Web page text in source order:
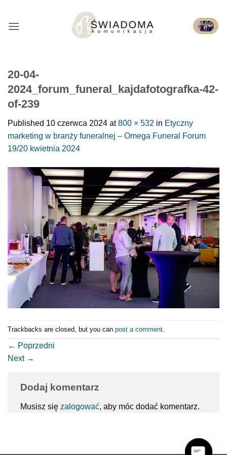
treści
20-04-
2024_forum_funeral_kajdafotografka-42-
of-239
Published 10 czerwca 2024 at800 × 532 in Etyczny
marketing w branży funeralnej – Omega Funeral Forum
19/20 kwietnia 2024
Trackbacks are closed, but you can post a comment
← Poprzedni
Next →
Dodaj komentarz
Musisz się zalogować, aby móc dodać komentarz.